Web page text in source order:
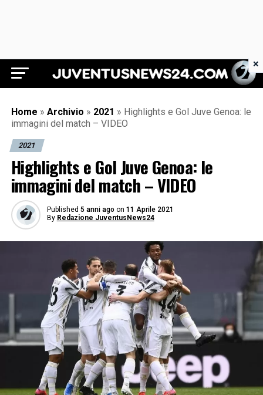
Juventus News 24
Home » Archivio » 2021 » Highlights e Gol Juve Genoa: le
immagini del match – VIDEO
2021
Highlights e Gol Juve Genoa: le
immagini del match – VIDEO
Published 5 anni ago on 11 Aprile 2021
By Redazione JuventusNews24
×